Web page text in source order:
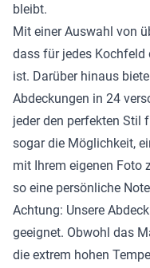
bleibt.
Mit einer Auswahl von
dass für jedes
ist. Darüber hinaus
Abdeckungen in 24
jeder den perfekten Stil
sogar die Möglichkeit,
mit Ihrem eigenen Foto
so eine persönliche
Achtung: Unsere
geeignet. Obwohl das
die extrem hohen